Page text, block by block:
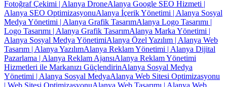
Fotoğraf Çekimi | Alanya DroneAlanya Google SEO Hizmeti |
Alanya SEO OptimizasyonuAlanya İçerik Yönetimi | Alanya Sosyal
Medya Yönetimi | Alanya Grafik TasarımAlanya Logo Tasarımı |
Logo Tasarımı | Alanya Grafik TasarımAlanya Marka Yönetimi |
Alanya Sosyal Medya YönetimiAlanya Özel Yazılım | Alanya Web
Tasarım | Alanya YazılımAlanya Reklam Yönetimi | Alanya Dijital
Pazarlama | Alanya Reklam AjansıAlanya Reklam Yönetimi
Hizmetleri ile Markanızı GüçlendirinAlanya Sosyal Medya
Yönetimi | Alanya Sosyal MedyaAlanya Web Sitesi Optimizasyonu